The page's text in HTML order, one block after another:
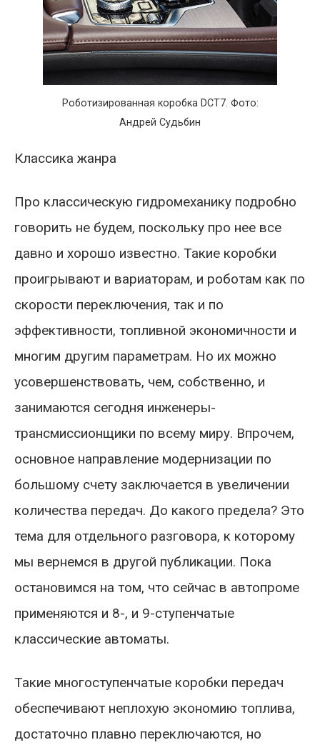
Роботизированная коробка DCT7. Фото:
Андрей Судьбин
Классика жанра
Про классическую гидромеханику подробно
говорить не будем, поскольку про нее все
давно и хорошо известно. Такие коробки
проигрывают и вариаторам, и роботам как по
скорости переключения, так и по
эффективности, топливной экономичности и
многим другим параметрам. Но их можно
усовершенствовать, чем, собственно, и
занимаются сегодня инженеры-
трансмиссионщики по всему миру. Впрочем,
основное направление модернизации по
большому счету заключается в увеличении
количества передач. До какого предела? Это
тема для отдельного разговора, к которому
мы вернемся в другой публикации. Пока
остановимся на том, что сейчас в автопроме
применяются и 8-, и 9-ступенчатые
классические автоматы.
Такие многоступенчатые коробки передач
обеспечивают неплохую экономию топлива,
достаточно плавно переключаются, но